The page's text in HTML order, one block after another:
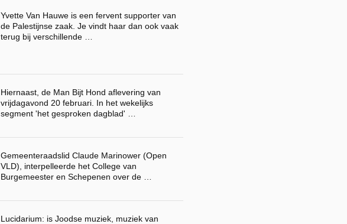
Yvette Van Hauwe is een fervent supporter van
de Palestijnse zaak. Je vindt haar dan ook vaak
terug bij verschillende …
Hiernaast, de Man Bijt Hond aflevering van
vrijdagavond 20 februari. In het wekelijks
segment 'het gesproken dagblad' …
Gemeenteraadslid Claude Marinower (Open
VLD), interpelleerde het College van
Burgemeester en Schepenen over de …
Lucidarium: is Joodse muziek, muziek van